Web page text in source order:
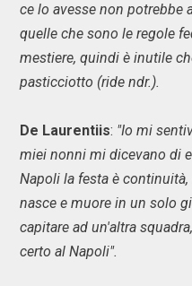
ce lo avesse non potrebbe
quelle che sono le regole
mestiere, quindi è inutile
pasticciotto (ride ndr.).
De Laurentiis: "Io mi
miei nonni mi dicevano di
Napoli la festa è
nasce e muore in un solo
capitare ad un'altra
certo al Napoli".